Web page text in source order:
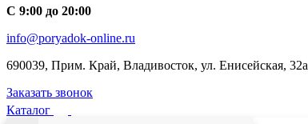
С 9:00 до 20:00
info@poryadok-online.ru
690039, Прим. Край, Владивосток, ул. Енисейская, 32а
Заказать звонок
Каталог